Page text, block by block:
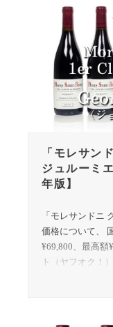
「モレサン
ジュルーミ
年版】
「モレサンドニ
価格について、
¥69,800、最高額
ト（ヤフオク！